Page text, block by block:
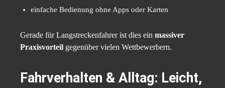
einfache Bedienung ohne Apps oder Karten
Gerade für Langstreckenfahrer ist dies ein massiver
Praxisvorteil gegenüber vielen Wettbewerbern.
Fahrverhalten & Alltag: Leicht,